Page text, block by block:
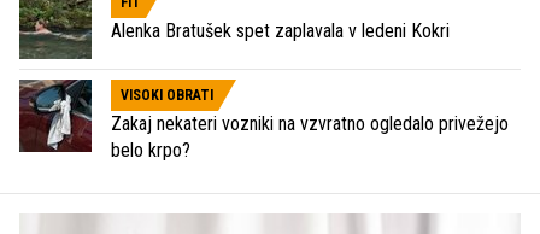
Alenka Bratušek spet zaplavala v ledeni Kokri
VISOKI OBRATI
Zakaj nekateri vozniki na vzvratno ogledalo privežejo
belo krpo?